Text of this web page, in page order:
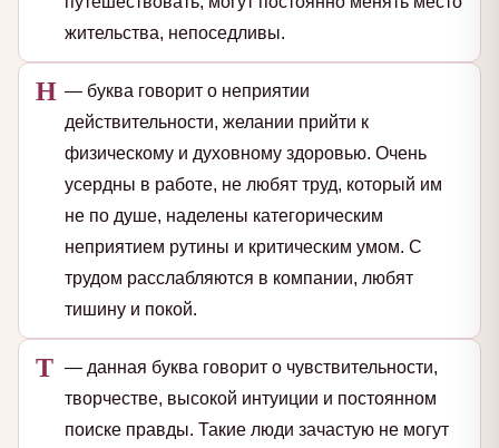
жительства, непоседливы.
Н — буква говорит о неприятии
действительности, желании прийти к
физическому и духовному здоровью. Очень
усердны в работе, не любят труд, который им
не по душе, наделены категорическим
неприятием рутины и критическим умом. С
трудом расслабляются в компании, любят
тишину и покой.
Т — данная буква говорит о чувствительности,
творчестве, высокой интуиции и постоянном
поиске правды. Такие люди зачастую не могут